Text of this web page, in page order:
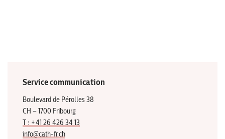
Service communication
Boulevard de Pérolles 38
CH – 1700 Fribourg
T : +41 26 426 34 13
info@cath-fr.ch